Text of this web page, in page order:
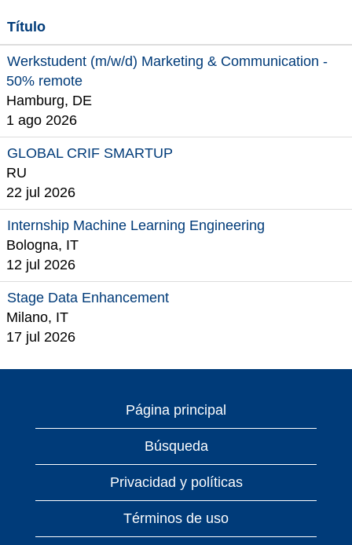
Título
Werkstudent (m/w/d) Marketing & Communication -
50% remote
Hamburg, DE
1 ago 2026
GLOBAL CRIF SMARTUP
RU
22 jul 2026
Internship Machine Learning Engineering
Bologna, IT
12 jul 2026
Stage Data Enhancement
Milano, IT
17 jul 2026
Página principal
Búsqueda
Privacidad y políticas
Términos de uso